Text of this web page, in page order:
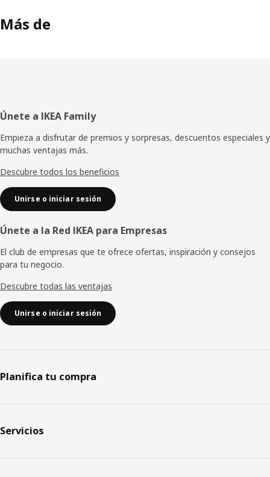
Más de
Pie
de
página
Únete a IKEA Family
Empieza a disfrutar de premios y sorpresas, descuentos especiales y
muchas ventajas más.
Descubre todos los beneficios
Unirse o iniciar sesión
Únete a la Red IKEA para Empresas
El club de empresas que te ofrece ofertas, inspiración y consejos
para tu negocio.
Descubre todas las ventajas
Unirse o iniciar sesión
Planifica tu compra
Servicios